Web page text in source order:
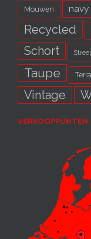
Mouwen navy
Recycled
Schort
Taupe
Terra
Vintage
VERKOOPPUNTEN